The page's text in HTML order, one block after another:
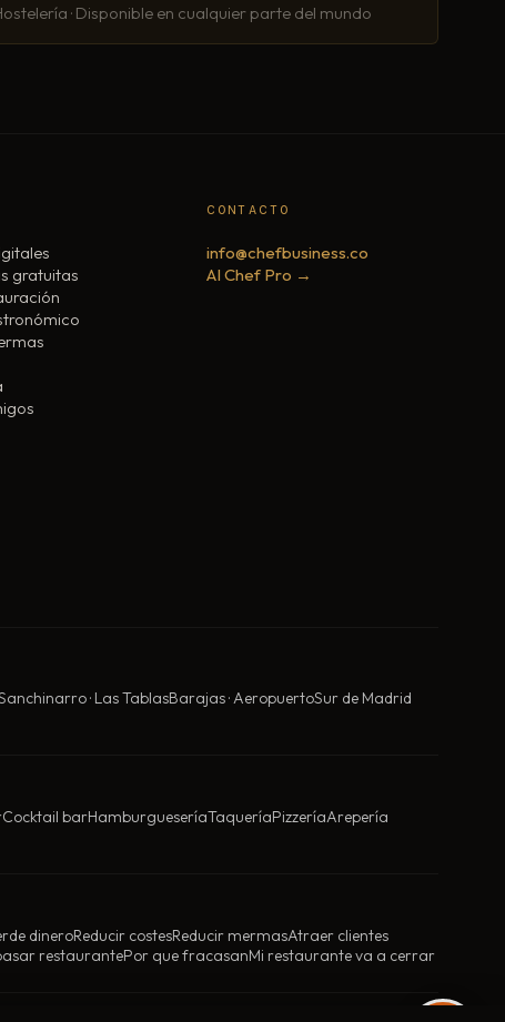
· Disponible en cualquier parte del mundo
gratuitas
CONTACTO
info@chefbusiness.co
AI Chef Pro →
· Las TablasBarajas · AeropuertoSur de Madrid
Cocktail barHamburgueseríaTaqueríaPizzeríaArepería
dineroReducir costesReducir mermasAtraer clientes
restaurantePor que fracasanMi restaurante va a cerrar